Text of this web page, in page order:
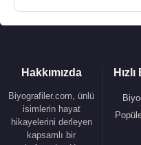
Hakkımızda
Biyografiler.com, ünlü
isimlerin hayat
hikayelerini derleyen
kapsamlı bir